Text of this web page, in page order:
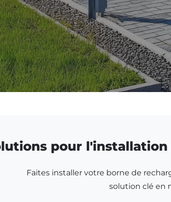
pour
Faites installer votre borne de
solution clé en